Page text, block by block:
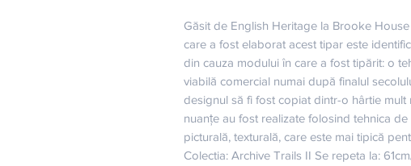
Găsit de English Heritage la Brooke
care a fost elaborat acest tipar este
din cauza modului în care a fost tipărit: o
viabilă comercial numai după finalul
designul să fi fost copiat dintr-o hârtie mult
nuanțe au fost realizate folosind tehnica
picturală, texturală, care este mai tipică
Colectia: Archive Trails II Se repeta la: